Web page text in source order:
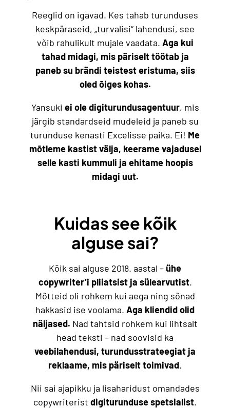
Reeglid on igavad. Kes tahab turunduses
keskpäraseid, „turvalisi“ lahendusi, see
võib rahulikult mujale vaadata. Aga kui
tahad midagi, mis päriselt töötab ja
paneb su brändi teistest eristuma, siis
oled õiges kohas.
Yansuki ei ole digiturundusagentuur, mis
järgib standardseid mudeleid ja paneb su
turunduse kenasti Excelisse paika. Ei! Me
mõtleme kastist välja, keerame vajadusel
selle kasti kummuli ja ehitame hoopis
midagi uut.
Kuidas see kõik
alguse sai?
Kõik sai alguse 2018. aastal –ühe
copywriter’i pliiatsist ja sülearvutist.
Mõtteid oli rohkem kui aega ning sõnad
hakkasid ise voolama. Aga kliendid olid
näljased. Nad tahtsid rohkem kui lihtsalt
head teksti – nad soovisid ka
veebilahendusi, turundusstrateegiat ja
reklaame, mis päriselt toimivad.
Nii sai ajapikku ja lisaharidust omandades
copywriterist digiturunduse spetsialist.